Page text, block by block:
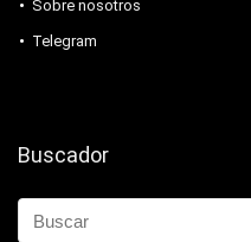
Sobre nosotros
Telegram
Buscador